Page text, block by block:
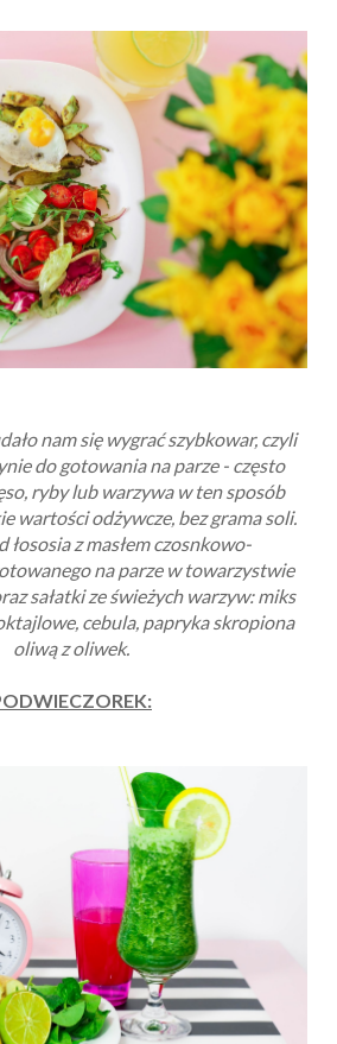
nam się wygrać szybkowar, czyli
do gotowania na parze - często
ryby lub warzywa w ten sposób
wartości odżywcze, bez grama soli.
łososia z masłem czosnkowo-
na parze w towarzystwie
sałatki ze świeżych warzyw: miks
cebula, papryka skropiona
oliwą z oliwek.